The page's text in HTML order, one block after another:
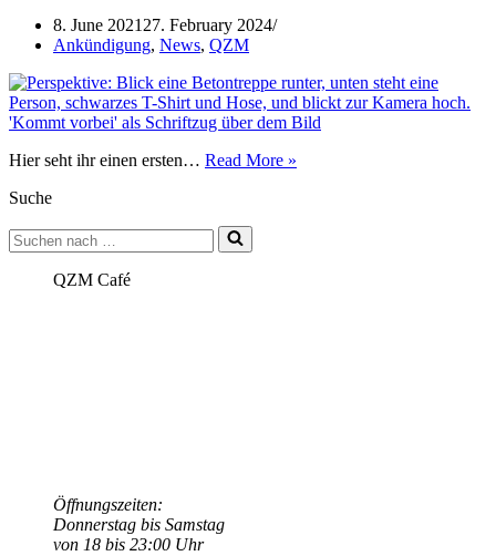
8. June 2021 27. February 2024
Ankündigung, News, QZM
Hier seht ihr einen ersten… Read More »
Suche
Suchen
nach …
QZM Café
Öffnungszeiten:
Donnerstag bis Samstag
von 18 bis 23:00 Uhr